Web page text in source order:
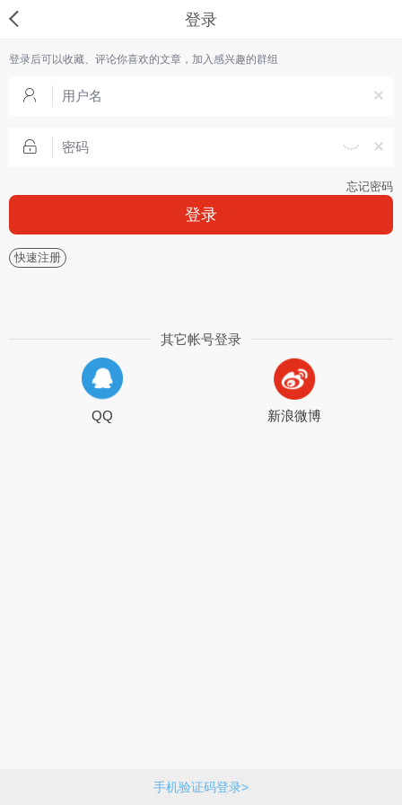
登录
登录后可以收藏、评论你喜欢的文章，加入感兴趣的群组
忘记密码
登录
快速注册
手机验证码登录>
其它帐号登录
QQ 新浪微博